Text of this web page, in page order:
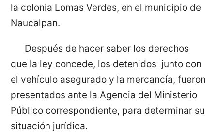
la colonia Lomas Verdes, en el municipio de
Naucalpan.
Después de hacer saber los derechos
que la ley concede, los detenidos junto con
el vehículo asegurado y la mercancía, fueron
presentados ante la Agencia del Ministerio
Público correspondiente, para determinar su
situación jurídica.